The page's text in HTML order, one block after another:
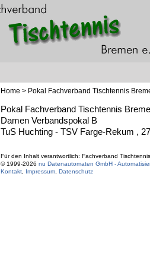
Home > Pokal Fachverband Tischtennis
Pokal Fachverband Tischtennis
Damen Verbandspokal B
TuS Huchting - TSV Farge-Rekum ,
Für den Inhalt verantwortlich: Fachverband
© 1999-2026 nu Datenautomaten GmbH -
Kontakt
Impressum Datenschutz